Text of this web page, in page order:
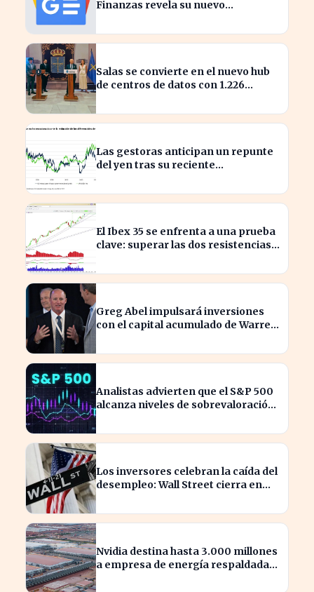
Finanzas revela su nuevo
acciones
Salas se convierte en el nuevo hub
de centros de datos con 1.226
Las gestoras anticipan un repunte
del yen tras su reciente
El Ibex 35 se enfrenta a una prueba
clave: superar las dos resistencias
Greg Abel impulsará inversiones
con el capital acumulado de Warren
Analistas advierten que el S&P 500
alcanza niveles de sobrevaloración
Los inversores celebran la caída del
desempleo: Wall Street cierra en
Nvidia destina hasta 3.000 millones
a empresa de energía respaldada